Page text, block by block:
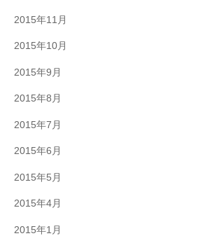
2015年11月
2015年10月
2015年9月
2015年8月
2015年7月
2015年6月
2015年5月
2015年4月
2015年1月